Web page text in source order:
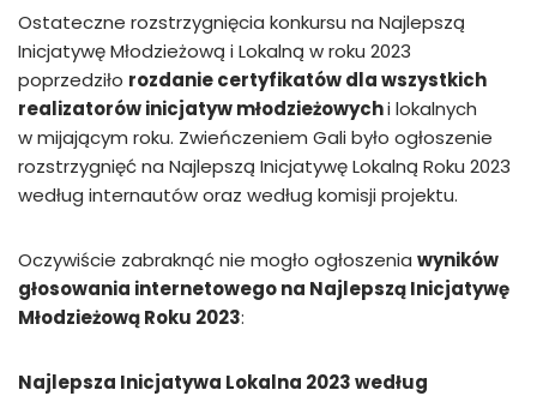
Ostateczne rozstrzygnięcia konkursu na Najlepszą
Inicjatywę Młodzieżową i Lokalną w roku 2023
poprzedziło rozdanie certyfikatów dla wszystkich
realizatorów inicjatyw młodzieżowychi lokalnych
w mijającym roku. Zwieńczeniem Gali było ogłoszenie
rozstrzygnięć na Najlepszą Inicjatywę Lokalną Roku 2023
według internautów oraz według komisji projektu.
Oczywiście zabraknąć nie mogło ogłoszenia wyników
głosowania internetowego na Najlepszą Inicjatywę
Młodzieżową Roku 2023:
Najlepsza Inicjatywa Lokalna 2023 według